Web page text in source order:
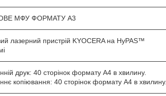
МФУ ФОРМАТУ А3
лазерний пристрій KYOCERA на HyPAS™
друк: 40 сторінок формату A4 в хвилину.
копіювання: 40 сторінок формату A4 в хвилину.